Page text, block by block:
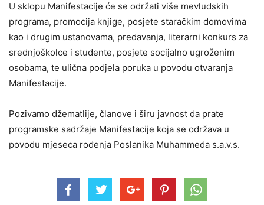
U sklopu Manifestacije će se održati više mevludskih
programa, promocija knjige, posjete staračkim domovima
kao i drugim ustanovama, predavanja, literarni konkurs za
srednjoškolce i studente, posjete socijalno ugroženim
osobama, te ulična podjela poruka u povodu otvaranja
Manifestacije.
Pozivamo džematlije, članove i širu javnost da prate
programske sadržaje Manifestacije koja se održava u
povodu mjeseca rođenja Poslanika Muhammeda s.a.v.s.